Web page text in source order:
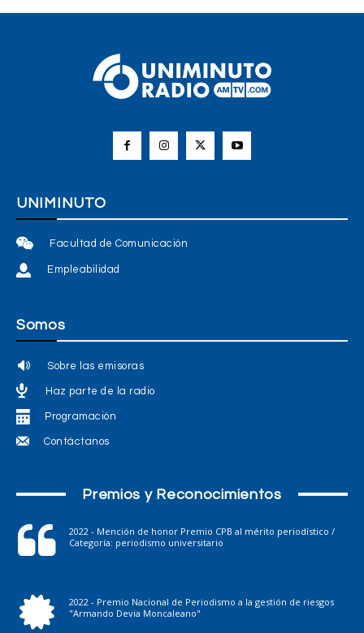
UNIMINUTO
Facultad de Comunicación
Empleabilidad
Somos
Sobre las emisoras
Haz parte de la radio
Programación
Contáctanos
Premios y Reconocimientos
2022 - Mención de honor Premio CPB al mérito periodístico /
Categoría: periodismo universitario
2022 - Premio Nacional de Periodismo a la gestión de riesgos
"Armando Devia Moncaleano"